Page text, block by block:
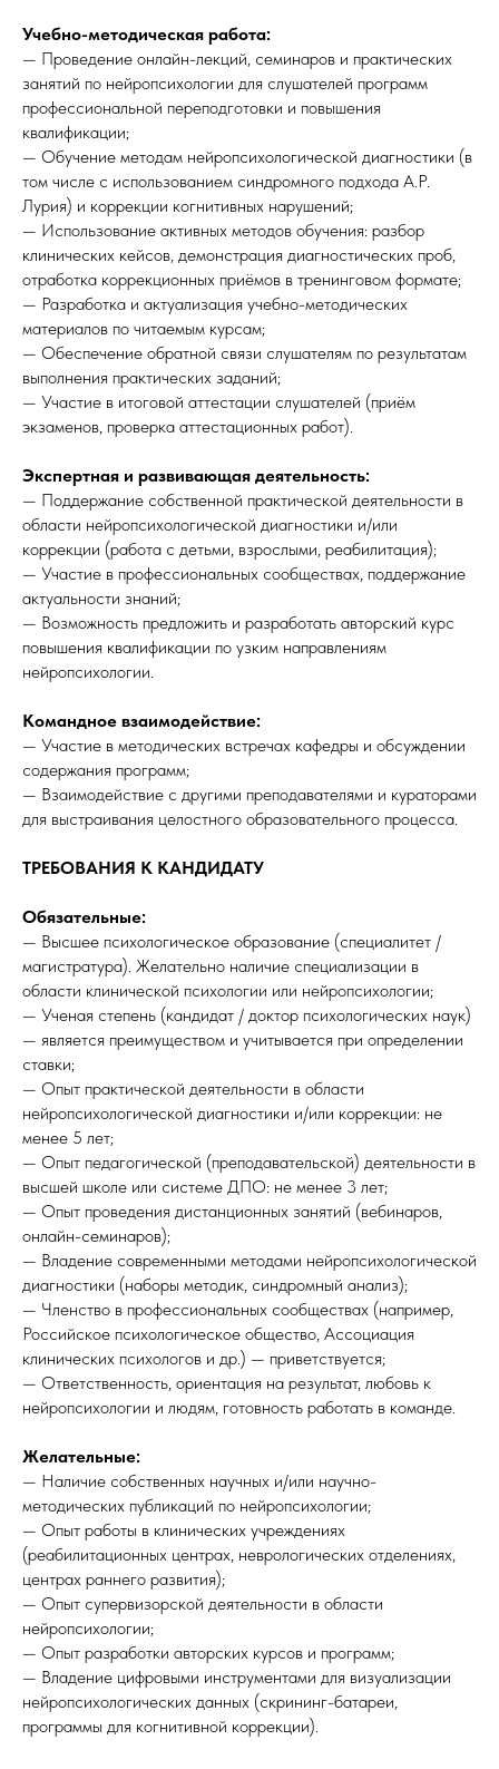
Учебно-методическая работа:
— Проведение онлайн-лекций, семинаров и практических
занятий по нейропсихологии для слушателей программ
профессиональной переподготовки и повышения
квалификации;
— Обучение методам нейропсихологической диагностики (в
том числе с использованием синдромного подхода А.Р.
Лурия) и коррекции когнитивных нарушений;
— Использование активных методов обучения: разбор
клинических кейсов, демонстрация диагностических проб,
отработка коррекционных приёмов в тренинговом формате;
— Разработка и актуализация учебно-методических
материалов по читаемым курсам;
— Обеспечение обратной связи слушателям по результатам
выполнения практических заданий;
— Участие в итоговой аттестации слушателей (приём
экзаменов, проверка аттестационных работ).
Экспертная и развивающая деятельность:
— Поддержание собственной практической деятельности в
области нейропсихологической диагностики и/или
коррекции (работа с детьми, взрослыми, реабилитация);
— Участие в профессиональных сообществах, поддержание
актуальности знаний;
— Возможность предложить и разработать авторский курс
повышения квалификации по узким направлениям
нейропсихологии.
Командное взаимодействие:
— Участие в методических встречах кафедры и обсуждении
содержания программ;
— Взаимодействие с другими преподавателями и кураторами
для выстраивания целостного образовательного процесса.
ТРЕБОВАНИЯ К КАНДИДАТУ
Обязательные:
— Высшее психологическое образование (специалитет /
магистратура). Желательно наличие специализации в
области клинической психологии или нейропсихологии;
— Ученая степень (кандидат / доктор психологических наук)
— является преимуществом и учитывается при определении
ставки;
— Опыт практической деятельности в области
нейропсихологической диагностики и/или коррекции: не
менее 5 лет;
— Опыт педагогической (преподавательской) деятельности в
высшей школе или системе ДПО: не менее 3 лет;
— Опыт проведения дистанционных занятий (вебинаров,
онлайн-семинаров);
— Владение современными методами нейропсихологической
диагностики (наборы методик, синдромный анализ);
— Членство в профессиональных сообществах (например,
Российское психологическое общество, Ассоциация
клинических психологов и др.) — приветствуется;
— Ответственность, ориентация на результат, любовь к
нейропсихологии и людям, готовность работать в команде.
Желательные:
— Наличие собственных научных и/или научно-
методических публикаций по нейропсихологии;
— Опыт работы в клинических учреждениях
(реабилитационных центрах, неврологических отделениях,
центрах раннего развития);
— Опыт супервизорской деятельности в области
нейропсихологии;
— Опыт разработки авторских курсов и программ;
— Владение цифровыми инструментами для визуализации
нейропсихологических данных (скрининг-батареи,
программы для когнитивной коррекции).